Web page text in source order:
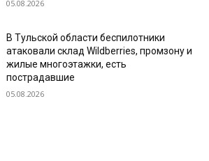
05.08.2026
В Тульской области беспилотники
атаковали склад Wildberries, промзону и
жилые многоэтажки, есть
пострадавшие
05.08.2026